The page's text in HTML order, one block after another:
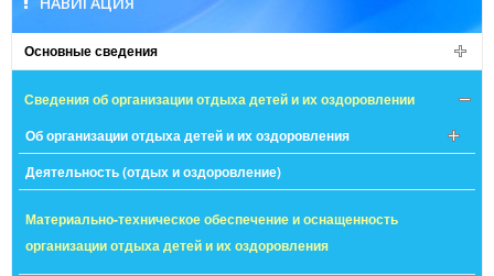
Основные сведения
Сведения об организации отдыха детей и их оздоровлении
Об организации отдыха детей и их оздоровления
Деятельность (отдых и оздоровление)
Материально-техническое обеспечение и оснащенность
организации отдыха детей и их оздоровления